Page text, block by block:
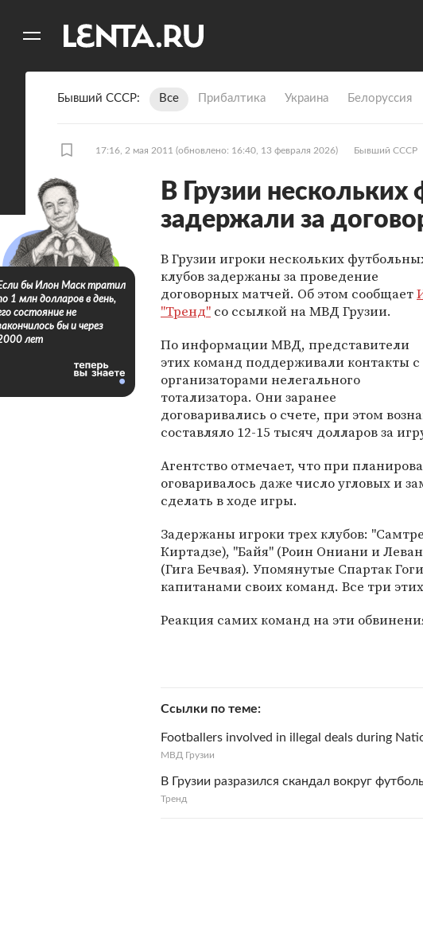
Бывший СССР Все Прибалтика Украина Белоруссия
17:16, 2 мая 2011 (обновлено: 16:40, 13 февраля 2026) Бывший СССР
В Грузии
задержали за
В Грузии игроки нескольких
клубов задержаны за проведение
договорных матчей. Об этом сообщает
"Тренд" со ссылкой на МВД Грузии.
По информации МВД, представители
этих команд поддерживали контакты с
организаторами нелегального
тотализатора. Они заранее
договаривались о счете, при этом
составляло 12-15 тысяч долларов за
Агентство отмечает, что при
оговаривалось даже число угловых и
сделать в ходе игры.
Задержаны игроки трех клубов:
Киртадзе), "Байя" (Роин Ониани и
(Гига Бечвая). Упомянутые Спартак
капитанами своих команд. Все три
Реакция самих команд на эти
Ссылки по теме
Footballers involved in illegal deals during
МВД Грузии
В Грузии разразился скандал вокруг
Тренд
бы Илон Маск тратил
1 млн долларов в день,
состояние не
бы и через
лет